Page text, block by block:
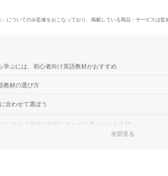
についてのみ監修をおこなっており、掲載している商品・サービスは監
学ぶには、初心者向け英語教材がおすすめ
教材の選び方
合わせて選ぼう
ジネス？学習の目的に合わせて選ぶことも大切
全部見る